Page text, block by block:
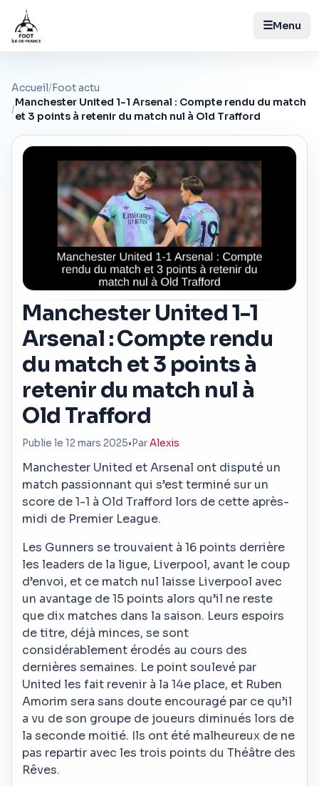
☰Menu
Accueil/Foot actu
/
Manchester United 1-1 Arsenal : Compte rendu du match
et 3 points à retenir du match nul à Old Trafford
Manchester United 1-1
Arsenal : Compte rendu
du match et 3 points à
retenir du match nul à
Old Trafford
Publie le 12 mars 2025• ParAlexis
Manchester United et Arsenal ont disputé un
match passionnant qui s’est terminé sur un
score de 1-1 à Old Trafford lors de cette après-
midi de Premier League.
Les Gunners se trouvaient à 16 points derrière
les leaders de la ligue, Liverpool, avant le coup
d’envoi, et ce match nul laisse Liverpool avec
un avantage de 15 points alors qu’il ne reste
que dix matches dans la saison. Leurs espoirs
de titre, déjà minces, se sont
considérablement érodés au cours des
dernières semaines. Le point soulevé par
United les fait revenir à la 14e place, et Ruben
Amorim sera sans doute encouragé par ce qu’il
a vu de son groupe de joueurs diminués lors de
la seconde moitié. Ils ont été malheureux de ne
pas repartir avec les trois points du Théâtre des
Rêves.